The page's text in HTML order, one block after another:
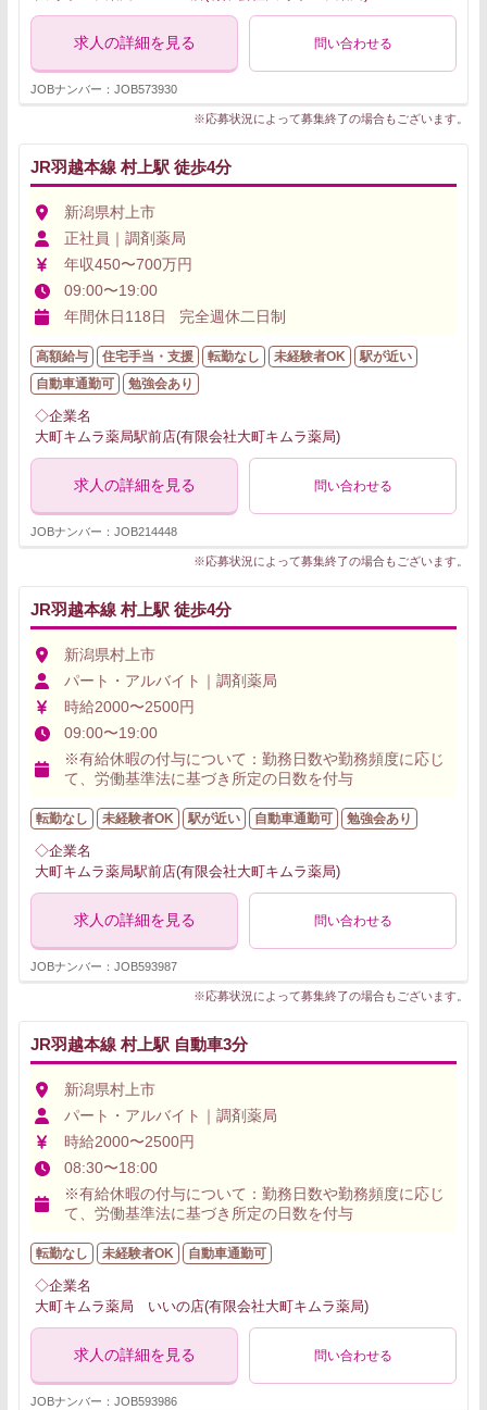
求人の詳細を見る 問い合わせる
JOBナンバー：JOB573930
※応募状況によって募集終了の場合もございます。
JR羽越本線 村上駅 徒歩4分
新潟県村上市
正社員｜調剤薬局
年収450〜700万円
09:00〜19:00
年間休日118日 完全週休二日制
高額給与 住宅手当・支援 転勤なし 未経験者OK
駅が近い
自動車通勤可
勉強会あり
◇企業名
大町キムラ薬局駅前店(有限会社大町キムラ薬局)
求人の詳細を見る 問い合わせる
JOBナンバー：JOB214448
※応募状況によって募集終了の場合もございます。
JR羽越本線 村上駅 徒歩4分
新潟県村上市
パート・アルバイト｜調剤薬局
時給2000〜2500円
09:00〜19:00
※有給休暇の付与について：勤務日数や勤務頻度に応じ
て、労働基準法に基づき所定の日数を付与
転勤なし 未経験者OK 駅が近い 自動車通勤可 勉強会あり
◇企業名
大町キムラ薬局駅前店(有限会社大町キムラ薬局)
求人の詳細を見る 問い合わせる
JOBナンバー：JOB593987
※応募状況によって募集終了の場合もございます。
JR羽越本線 村上駅 自動車3分
新潟県村上市
パート・アルバイト｜調剤薬局
時給2000〜2500円
08:30〜18:00
※有給休暇の付与について：勤務日数や勤務頻度に応じ
て、労働基準法に基づき所定の日数を付与
転勤なし 未経験者OK 自動車通勤可
◇企業名
大町キムラ薬局 いいの店(有限会社大町キムラ薬局)
求人の詳細を見る 問い合わせる
JOBナンバー：JOB593986